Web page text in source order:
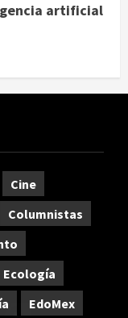
artificial
Cine
Columnistas
Ecología
EdoMex